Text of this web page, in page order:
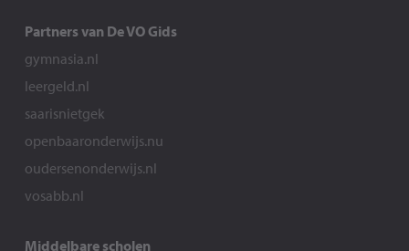
Partners van De VO Gids
gymnasia.nl
leergeld.nl
saarisnietgek
openbaaronderwijs.nu
oudersenonderwijs.nl
vosabb.nl
Middelbare scholen